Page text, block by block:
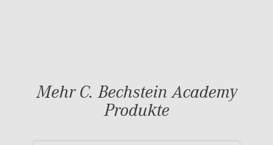
Mehr C. Bechstein Academy
Produkte